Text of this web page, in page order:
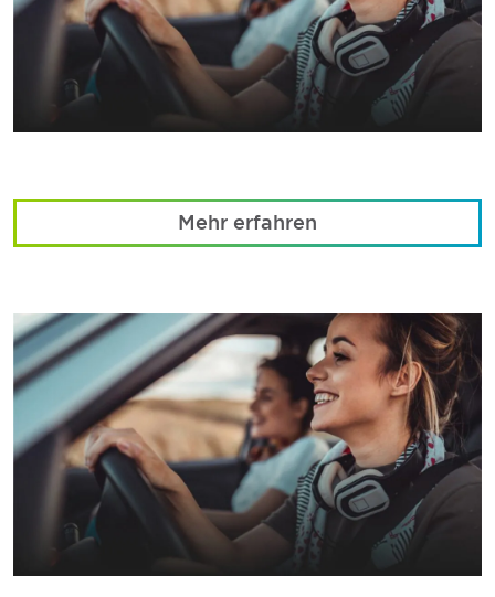
Mehr erfahren